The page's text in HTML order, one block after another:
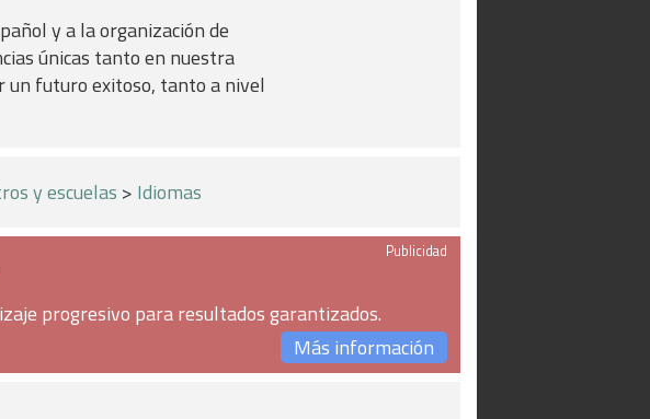
y a la organización de
únicas tanto en nuestra
un futuro exitoso, tanto a nivel
y escuelas > Idiomas
Publicidad
progresivo para resultados garantizados.
Más información